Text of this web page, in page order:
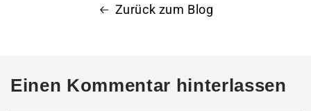
Zurück zum Blog
Einen Kommentar hinterlassen